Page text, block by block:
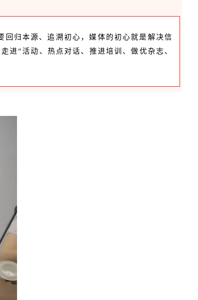
归本源、追溯初心，媒体的初心就是解决信
进”活动、热点对话、推进培训、做优杂志、